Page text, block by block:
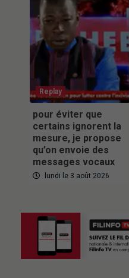
Replay
pour éviter que
certains ignorent la
mesure, je propose
qu’on envoie des
messages vocaux
lundi le 3 août 2026